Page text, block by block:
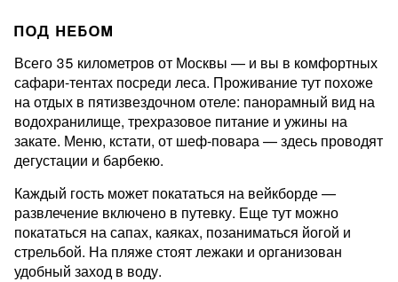
ПОД НЕБОМ
Всего 35 километров от Москвы — и вы в комфортных
сафари-тентах посреди леса. Проживание тут похоже
на отдых в пятизвездочном отеле: панорамный вид на
водохранилище, трехразовое питание и ужины на
закате. Меню, кстати, от шеф-повара — здесь проводят
дегустации и барбекю.
Каждый гость может покататься на вейкборде —
развлечение включено в путевку. Еще тут можно
покататься на сапах, каяках, позаниматься йогой и
стрельбой. На пляже стоят лежаки и организован
удобный заход в воду.